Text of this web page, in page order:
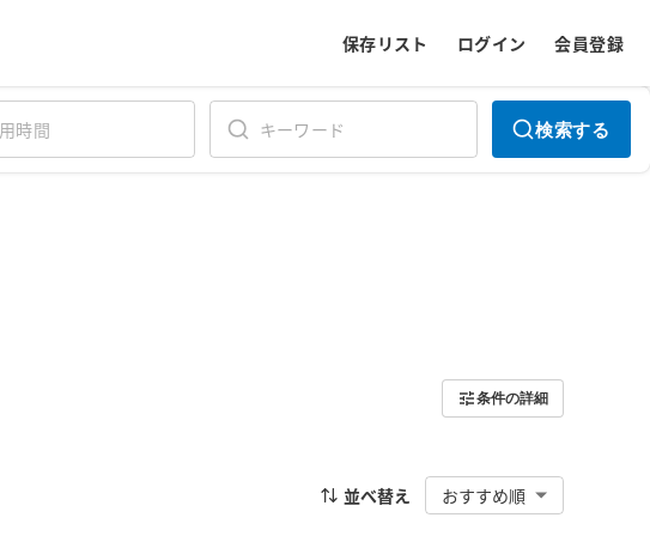
保存リスト ログイン 会員登録
検索する
条件の詳細
並べ替え おすすめ順